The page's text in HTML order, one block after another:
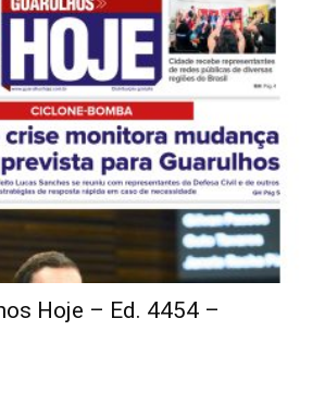
Hoje – Ed. 4454 –